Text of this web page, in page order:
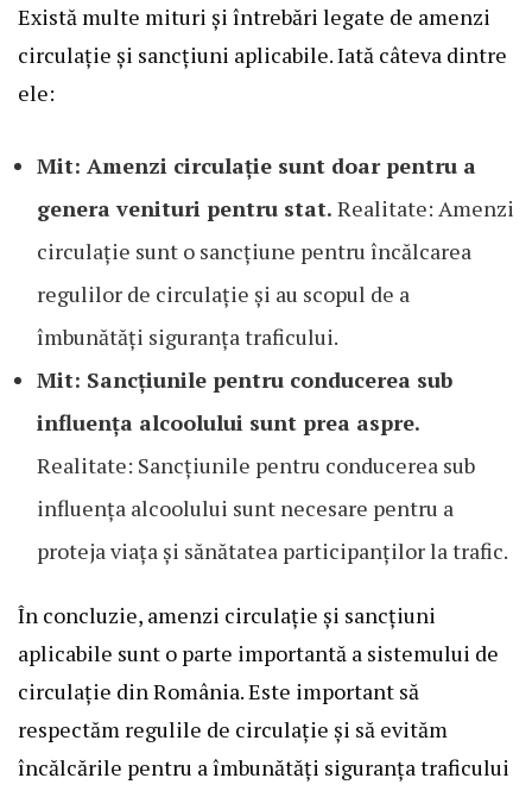
Există multe mituri și întrebări legate de amenzi
circulație și sancțiuni aplicabile. Iată câteva dintre
ele:
Mit: Amenzi circulație sunt doar pentru a
genera venituri pentru stat. Realitate: Amenzi
circulație sunt o sancțiune pentru încălcarea
regulilor de circulație și au scopul de a
îmbunătăți siguranța traficului.
Mit: Sancțiunile pentru conducerea sub
influența alcoolului sunt prea aspre.
Realitate: Sancțiunile pentru conducerea sub
influența alcoolului sunt necesare pentru a
proteja viața și sănătatea participanților la trafic.
În concluzie, amenzi circulație și sancțiuni
aplicabile sunt o parte importantă a sistemului de
circulație din România. Este important să
respectăm regulile de circulație și să evităm
încălcările pentru a îmbunătăți siguranța traficului